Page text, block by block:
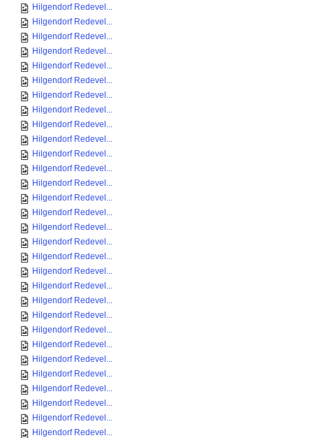
Hilgendorf Redevel...
Hilgendorf Redevel...
Hilgendorf Redevel...
Hilgendorf Redevel...
Hilgendorf Redevel...
Hilgendorf Redevel...
Hilgendorf Redevel...
Hilgendorf Redevel...
Hilgendorf Redevel...
Hilgendorf Redevel...
Hilgendorf Redevel...
Hilgendorf Redevel...
Hilgendorf Redevel...
Hilgendorf Redevel...
Hilgendorf Redevel...
Hilgendorf Redevel...
Hilgendorf Redevel...
Hilgendorf Redevel...
Hilgendorf Redevel...
Hilgendorf Redevel...
Hilgendorf Redevel...
Hilgendorf Redevel...
Hilgendorf Redevel...
Hilgendorf Redevel...
Hilgendorf Redevel...
Hilgendorf Redevel...
Hilgendorf Redevel...
Hilgendorf Redevel...
Hilgendorf Redevel...
Hilgendorf Redevel...